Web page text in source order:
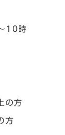
10時
の方
方